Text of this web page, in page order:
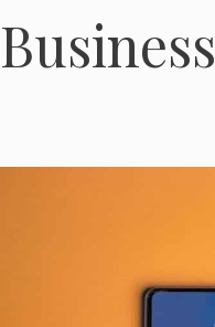
Business